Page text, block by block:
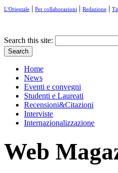
L'Orientale | Per collaborazioni | Redazione |
Search this site:
Home
News
Eventi e convegni
Studenti e Laureati
Recensioni&Citazioni
Interviste
Internazionalizzazione
Web